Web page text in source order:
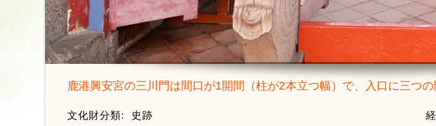
鹿港興安宮の三川門は間口が1開間（柱が2本立つ幅）で、入口に三つの
文化財分類:
史跡